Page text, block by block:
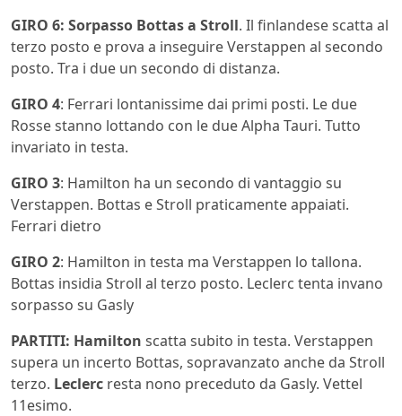
GIRO 6: Sorpasso Bottas a Stroll. Il finlandese scatta al
terzo posto e prova a inseguire Verstappen al secondo
posto. Tra i due un secondo di distanza.
GIRO 4: Ferrari lontanissime dai primi posti. Le due
Rosse stanno lottando con le due Alpha Tauri. Tutto
invariato in testa.
GIRO 3: Hamilton ha un secondo di vantaggio su
Verstappen. Bottas e Stroll praticamente appaiati.
Ferrari dietro
GIRO 2: Hamilton in testa ma Verstappen lo tallona.
Bottas insidia Stroll al terzo posto. Leclerc tenta invano
sorpasso su Gasly
PARTITI: Hamilton scatta subito in testa. Verstappen
supera un incerto Bottas, sopravanzato anche da Stroll
terzo. Leclerc resta nono preceduto da Gasly. Vettel
11esimo.